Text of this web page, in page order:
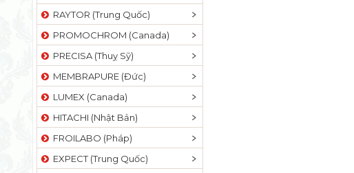
RAYTOR (Trung Quốc)
PROMOCHROM (Canada)
PRECISA (Thuỵ Sỹ)
MEMBRAPURE (Đức)
LUMEX (Canada)
HITACHI (Nhật Bản)
FROILABO (Pháp)
EXPECT (Trung Quốc)